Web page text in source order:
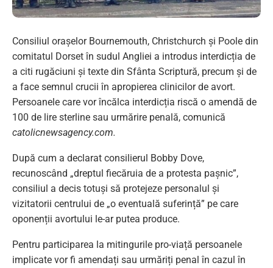
Consiliul orașelor Bournemouth, Christchurch și Poole din
comitatul Dorset în sudul Angliei a introdus interdicția de
a citi rugăciuni și texte din Sfânta Scriptură, precum și de
a face semnul crucii în apropierea clinicilor de avort.
Persoanele care vor încălca interdicția riscă o amendă de
100 de lire sterline sau urmărire penală, comunică
catolicnewsagency.com.
După cum a declarat consilierul Bobby Dove,
recunoscând „dreptul fiecăruia de a protesta pașnic”,
consiliul a decis totuși să protejeze personalul și
vizitatorii centrului de „o eventuală suferință” pe care
oponenții avortului le-ar putea produce.
Pentru participarea la mitingurile pro-viață persoanele
implicate vor fi amendați sau urmăriți penal în cazul în